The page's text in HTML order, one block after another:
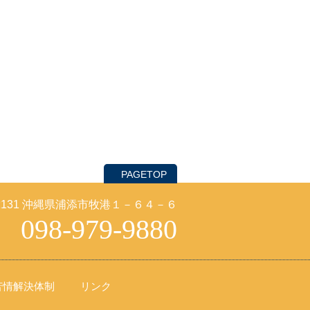
PAGETOP
沖縄県浦添市牧港１－６４－６
098-979-9880
情解決体制 リンク